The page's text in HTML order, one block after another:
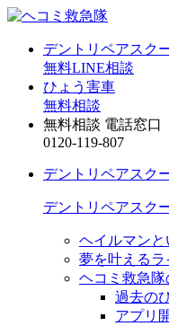
デントリペアスク
無料LINE相談
ひょう害車
無料相談
無料相談 電話窓口
0120-119-807
デントリペアスク
デントリペアスク
ヘイルマン
夢を叶える
ヘコミ救急隊
過去の
アプリ